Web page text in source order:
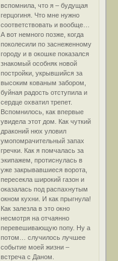
вспомнила, что я – будущая
герцогиня. Что мне нужно
соответствовать и вообще…
А вот немного позже, когда
поколесили по заснеженному
городу и в окошке показался
знакомый особняк новой
постройки, укрывшийся за
высоким кованым забором,
буйная радость отступила и
сердце охватил трепет.
Вспомнилось, как впервые
увидела этот дом. Как чуткий
драконий нюх уловил
умопомрачительный запах
гречки. Как я помчалась за
экипажем, протиснулась в
уже закрывавшиеся ворота,
пересекла широкий газон и
оказалась под распахнутым
окном кухни. И как прыгнула!
Как залезла в это окно
несмотря на отчаянно
перевешивающую попу. Ну а
потом… случилось лучшее
событие моей жизни –
встреча с Даном.